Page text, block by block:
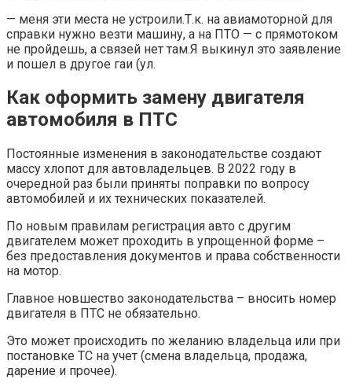
— меня эти места не устроили.Т.к. на авиамоторной для
справки нужно везти машину, а на ПТО — с прямотоком
не пройдешь, а связей нет там.Я выкинул это заявление
и пошел в другое гаи (ул.
Как оформить замену двигателя
автомобиля в ПТС
Постоянные изменения в законодательстве создают
массу хлопот для автовладельцев. В 2022 году в
очередной раз были приняты поправки по вопросу
автомобилей и их технических показателей.
По новым правилам регистрация авто с другим
двигателем может проходить в упрощенной форме –
без предоставления документов и права собственности
на мотор.
Главное новшество законодательства – вносить номер
двигателя в ПТС не обязательно.
Это может происходить по желанию владельца или при
постановке ТС на учет (смена владельца, продажа,
дарение и прочее).